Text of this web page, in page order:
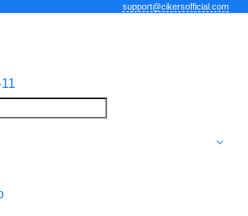
support@cikersofficial.com